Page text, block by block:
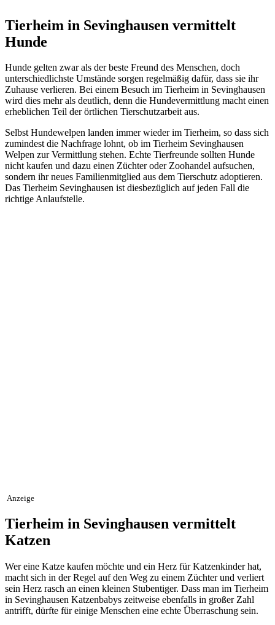
Tierheim in Sevinghausen vermittelt
Hunde
Hunde gelten zwar als der beste Freund des Menschen, doch
unterschiedlichste Umstände sorgen regelmäßig dafür, dass sie ihr
Zuhause verlieren. Bei einem Besuch im Tierheim in Sevinghausen
wird dies mehr als deutlich, denn die Hundevermittlung macht einen
erheblichen Teil der örtlichen Tierschutzarbeit aus.
Selbst Hundewelpen landen immer wieder im Tierheim, so dass sich
zumindest die Nachfrage lohnt, ob im Tierheim Sevinghausen
Welpen zur Vermittlung stehen. Echte Tierfreunde sollten Hunde
nicht kaufen und dazu einen Züchter oder Zoohandel aufsuchen,
sondern ihr neues Familienmitglied aus dem Tierschutz adoptieren.
Das Tierheim Sevinghausen ist diesbezüglich auf jeden Fall die
richtige Anlaufstelle.
Anzeige
Tierheim in Sevinghausen vermittelt
Katzen
Wer eine Katze kaufen möchte und ein Herz für Katzenkinder hat,
macht sich in der Regel auf den Weg zu einem Züchter und verliert
sein Herz rasch an einen kleinen Stubentiger. Dass man im Tierheim
in Sevinghausen Katzenbabys zeitweise ebenfalls in großer Zahl
antrifft, dürfte für einige Menschen eine echte Überraschung sein.